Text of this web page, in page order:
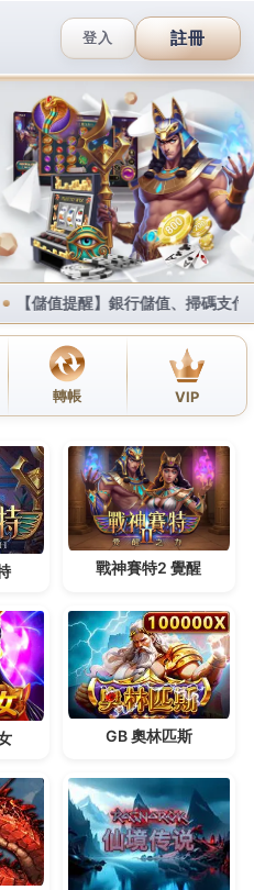
撥打服務專線 網站地圖